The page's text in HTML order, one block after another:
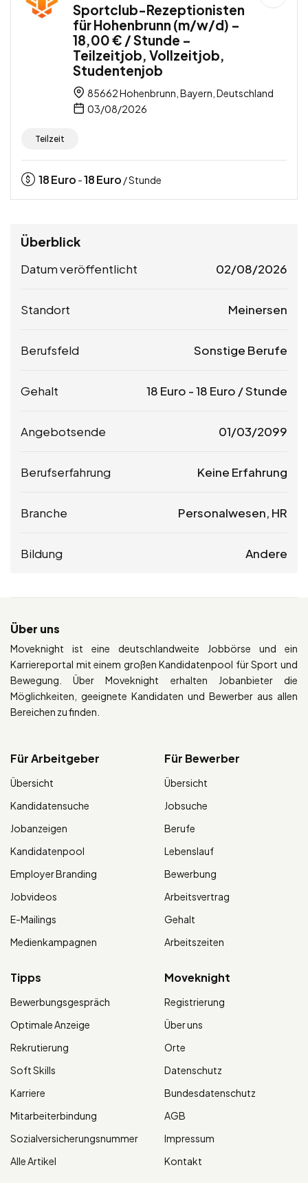
Sportclub-Rezeptionisten
für Hohenbrunn (m/w/d) –
18,00 € / Stunde –
Teilzeitjob, Vollzeitjob,
Studentenjob
85662 Hohenbrunn, Bayern, Deutschland
03/08/2026
Teilzeit
18Euro -18Euro / Stunde
Überblick
Datum veröffentlicht 02/08/2026
Standort Meinersen
Berufsfeld Sonstige Berufe
Gehalt 18 Euro -18 Euro / Stunde
Angebotsende 01/03/2099
Berufserfahrung Keine Erfahrung
Branche Personalwesen, HR
Bildung Andere
Über uns
Moveknight ist eine deutschlandweite Jobbörse und ein
Karriereportal mit einem großen Kandidatenpool für Sport und
Bewegung. Über Moveknight erhalten Jobanbieter die
Möglichkeiten, geeignete Kandidaten und Bewerber aus allen
Bereichen zu finden.
Für Arbeitgeber
Übersicht
Kandidatensuche
Jobanzeigen
Kandidatenpool
Employer Branding
Jobvideos
E-Mailings
Medienkampagnen
Für Bewerber
Übersicht
Jobsuche
Berufe
Lebenslauf
Bewerbung
Arbeitsvertrag
Gehalt
Arbeitszeiten
Tipps
Bewerbungsgespräch
Optimale Anzeige
Rekrutierung
Soft Skills
Karriere
Mitarbeiterbindung
Sozialversicherungsnummer
Alle Artikel
Moveknight
Registrierung
Über uns
Orte
Datenschutz
Bundesdatenschutz
AGB
Impressum
Kontakt